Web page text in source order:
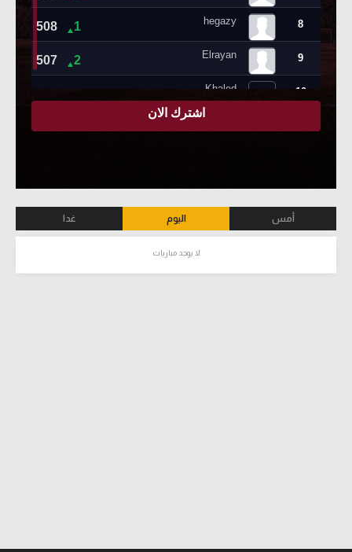
أمس اليوم غدا
لا يوجد مباريات